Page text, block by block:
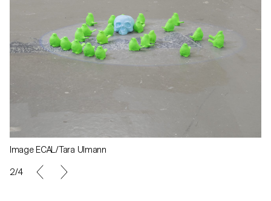
Image ECAL/Tara Ulmann
2/4